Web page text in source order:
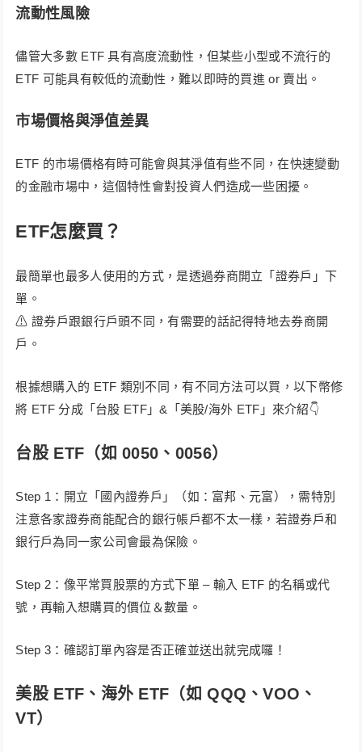
流動性風險
儘管大多數 ETF 具有高度流動性，但某些小型或不流行的
ETF 可能具有較低的流動性，難以即時的買進 or 賣出。
市場價格與淨值差異
ETF 的市場價格有時可能會與其淨值有些不同，在快速變動
的金融市場中，這個特性會對投資人們造成一些困擾。
ETF怎麼買？
最簡單也最多人使用的方式，是透過券商開立「證券戶」下
單。
⚠ 證券戶跟銀行戶頭不同，有需要的話記得特地去券商開
戶。
根據想購入的 ETF 類別不同，有不同方法可以買，以下幣修
將 ETF 分成「台股 ETF」&「美股/海外 ETF」來介紹👇
台股 ETF（如 0050、0056）
Step 1：開立「國內證券戶」（如：富邦、元富），需特別
注意各家證券商能配合的銀行帳戶都不太一樣，若證券戶和
銀行戶為同一家公司會最為保險。
Step 2：像平常買股票的方式下單 – 輸入 ETF 的名稱或代
號，再輸入想購買的價位＆數量。
Step 3：確認訂單內容是否正確並送出就完成囉！
美股 ETF、海外 ETF（如 QQQ、VOO、
VT）